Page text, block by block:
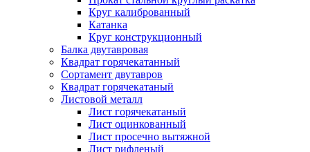
Круг калиброванный
Катанка
Круг конструкционный
Балка двутавровая
Квадрат горячекатанный
Сортамент двутавров
Квадрат горячекатаный
Листовой металл
Лист горячекатаный
Лист оцинкованный
Лист просечно вытяжной
Лист рифленый